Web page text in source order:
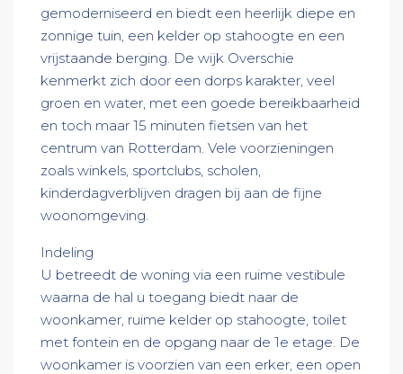
gemoderniseerd en biedt een heerlijk diepe en
zonnige tuin, een kelder op stahoogte en een
vrijstaande berging. De wijk Overschie
kenmerkt zich door een dorps karakter, veel
groen en water, met een goede bereikbaarheid
en toch maar 15 minuten fietsen van het
centrum van Rotterdam. Vele voorzieningen
zoals winkels, sportclubs, scholen,
kinderdagverblijven dragen bij aan de fijne
woonomgeving.
Indeling
U betreedt de woning via een ruime vestibule
waarna de hal u toegang biedt naar de
woonkamer, ruime kelder op stahoogte, toilet
met fontein en de opgang naar de 1e etage. De
woonkamer is voorzien van een erker, een open